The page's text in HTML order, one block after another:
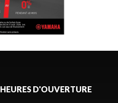
HEURES D'OUVERTURE